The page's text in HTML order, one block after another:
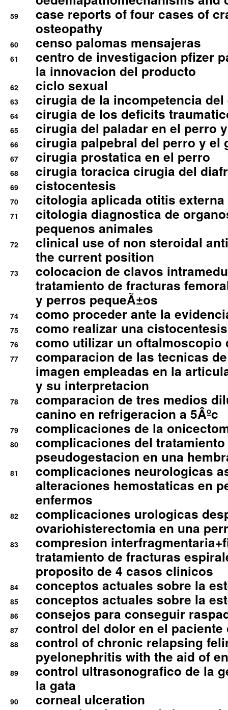
59
case reports of four cases of
osteopathy
60 censo palomas mensajeras
61
centro de investigacion pfizer
la innovacion del producto
62 ciclo sexual
63 cirugia de la incompetencia
64 cirugia de los deficits
65 cirugia del paladar en el perro
66 cirugia palpebral del perro y el
67 cirugia prostatica en el perro
68 cirugia toracica cirugia del
69 cistocentesis
70 citologia aplicada otitis externa
71
citologia diagnostica de
pequenos animales
72
clinical use of non steroidal
the current position
73
colocacion de clavos
tratamiento de fracturas
y perros pequeÃ±os
74 como proceder ante la
75 como realizar una
76 como utilizar un oftalmoscopio
77
comparacion de las tecnicas
imagen empleadas en la
y su interpretacion
78
comparacion de tres medios
canino en refrigeracion a 5Âºc
79 complicaciones de la
80
complicaciones del
pseudogestacion en una
81
complicaciones neurologicas
alteraciones hemostaticas en
enfermos
82
complicaciones urologicas
ovariohisterectomia en una
83
compresion
tratamiento de fracturas
proposito de 4 casos clinicos
84 conceptos actuales sobre la
85 conceptos actuales sobre la
86 consejos para conseguir
87 control del dolor en el
88
control of chronic relapsing
pyelonephritis with the aid of
89
control ultrasonografico de la
la gata
90
corneal ulceration